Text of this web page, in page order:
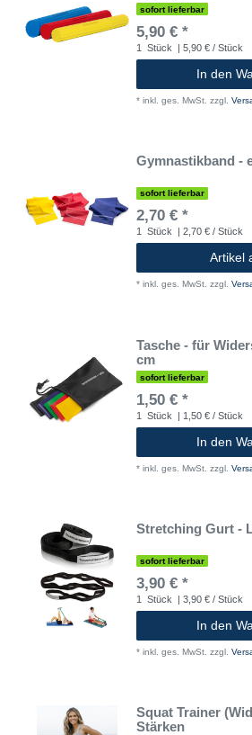
sofort lieferbar
5,90 € *
1 Stück | 5,90 € / Stück
In den
* inkl. ges. MwSt. zzgl.
Gymnastikband -
sofort lieferbar
2,70 € *
1 Stück | 2,70 € / Stück
Artikel
* inkl. ges. MwSt. zzgl.
Tasche - für
cm
sofort lieferbar
1,50 € *
1 Stück | 1,50 € / Stück
In den
* inkl. ges. MwSt. zzgl.
Stretching Gurt -
sofort lieferbar
3,90 € *
1 Stück | 3,90 € / Stück
In den
* inkl. ges. MwSt. zzgl.
Squat Trainer
Stärken